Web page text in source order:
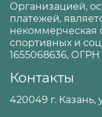
Организацией,
платежей,
некоммерческая
спортивных и
1655068636, ОГРН
Контакты
420049 г. Казань,